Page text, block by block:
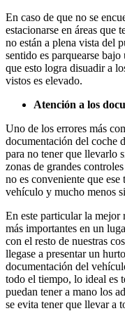
En caso de que no se
estacionarse en áreas que
no están a plena vista del
sentido es parquearse
que esto logra disuadir a
vistos es elevado.
Atención a los
Uno de los errores más
documentación del coche
para no tener que llevarlo
zonas de grandes
no es conveniente que
vehículo y mucho menos
En este particular la mejor
más importantes en un
con el resto de nuestras
llegase a presentar un
documentación del
todo el tiempo, lo ideal es
puedan tener a mano los
se evita tener que llevar a